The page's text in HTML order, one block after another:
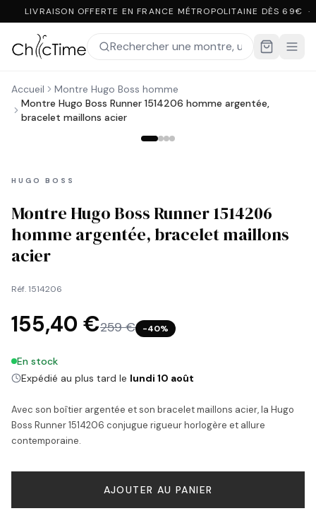
LIVRAISON OFFERTE EN FRANCE MÉTROPOLITAINE DÈS 69€
Accueil
Montre Hugo Boss homme
Montre Hugo Boss Runner 1514206 homme argentée,
bracelet maillons acier
HUGO BOSS
Montre Hugo Boss Runner 1514206
homme argentée, bracelet maillons
acier
Réf.1514206
155,40 €259 € −40%
En stock
Expédié au plus tard le lundi 10 août
Avec son boîtier argentée et son bracelet maillons acier, la Hugo
Boss Runner 1514206 conjugue rigueur horlogère et allure
contemporaine.
AJOUTER AU PANIER